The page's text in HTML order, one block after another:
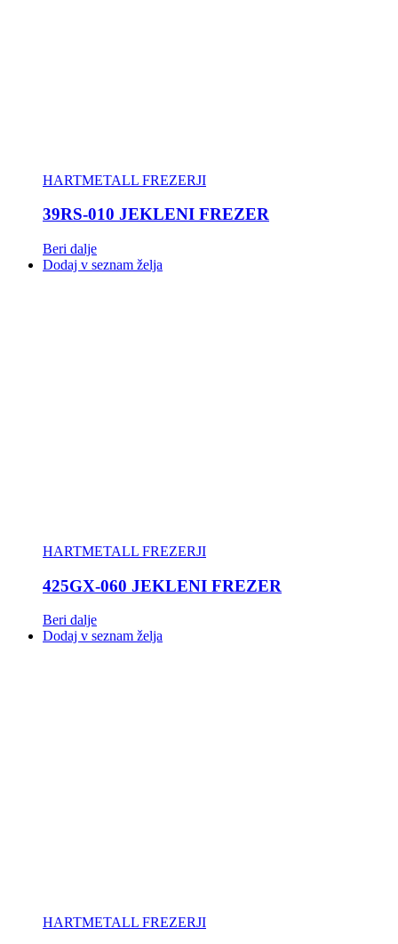
HARTMETALL FREZERJI
39RS-010 JEKLENI FREZER
Beri dalje
Dodaj v seznam želja
HARTMETALL FREZERJI
425GX-060 JEKLENI FREZER
Beri dalje
Dodaj v seznam želja
HARTMETALL FREZERJI